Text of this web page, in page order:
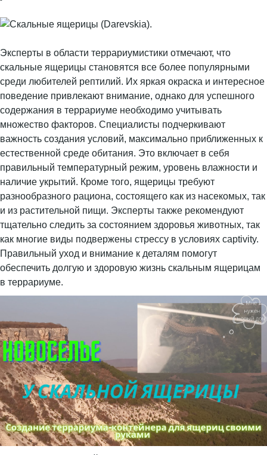
Эксперты в области террариумистики отмечают, что
скальные ящерицы становятся все более популярными
среди любителей рептилий. Их яркая окраска и интересное
поведение привлекают внимание, однако для успешного
содержания в террариуме необходимо учитывать
множество факторов. Специалисты подчеркивают
важность создания условий, максимально приближенных к
естественной среде обитания. Это включает в себя
правильный температурный режим, уровень влажности и
наличие укрытий. Кроме того, ящерицы требуют
разнообразного рациона, состоящего как из насекомых, так
и из растительной пищи. Эксперты также рекомендуют
тщательно следить за состоянием здоровья животных, так
как многие виды подвержены стрессу в условиях captivity.
Правильный уход и внимание к деталям помогут
обеспечить долгую и здоровую жизнь скальным ящерицам
в террариуме.